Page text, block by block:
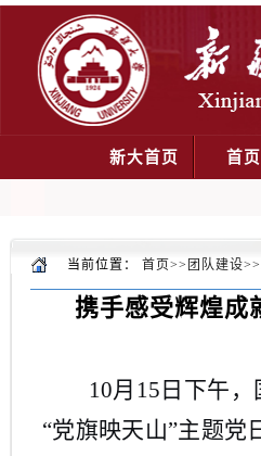
新大首页 首页
当前位置： 首页>> 团队建设>>
携手感受辉煌
10月 15 日下午，
“党旗映天山”主题党